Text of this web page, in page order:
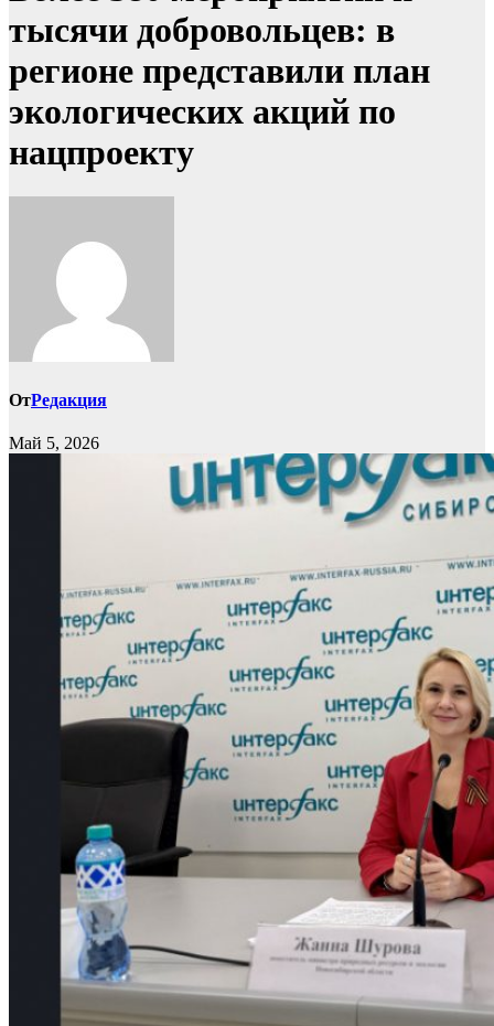
тысячи добровольцев: в
регионе представили план
экологических акций по
нацпроекту
ОтРедакция
Май 5, 2026